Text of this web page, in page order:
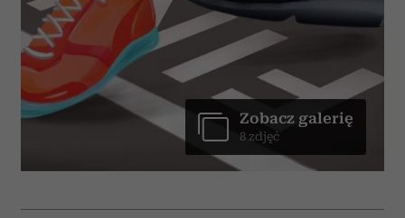
Zobacz galerię
8 zdjęć